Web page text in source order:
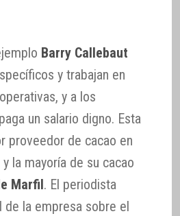
Barry Callebaut
y trabajan en
y a los
un salario digno. Esta
proveedor de cacao en
la mayoría de su cacao
Marfil. El periodista
de la empresa sobre el